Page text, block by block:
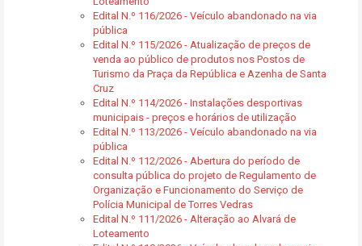
Edital N.º 116/2026 - Veículo abandonado na via
pública
Edital N.º 115/2026 - Atualização de preços de
venda ao público de produtos nos Postos de
Turismo da Praça da República e Azenha de Santa
Cruz
Edital N.º 114/2026 - Instalações desportivas
municipais - preços e horários de utilização
Edital N.º 113/2026 - Veículo abandonado na via
pública
Edital N.º 112/2026 - Abertura do período de
consulta pública do projeto de Regulamento de
Organização e Funcionamento do Serviço de
Polícia Municipal de Torres Vedras
Edital N.º 111/2026 - Alteração ao Alvará de
Loteamento